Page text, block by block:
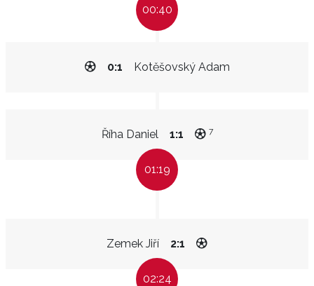
00:40
Kotěšovský Adam
0:1
Říha Daniel 1:1 7
01:19
Zemek Jiří 2:1
02:24